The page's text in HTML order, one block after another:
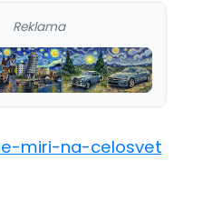
Reklama
miri-na-celosvet